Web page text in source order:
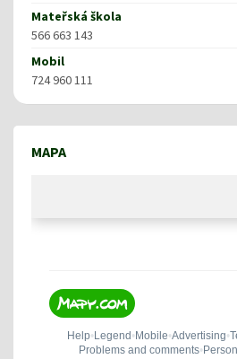
Mateřská škola
566 663 143
Mobil
724 960 111
MAPA